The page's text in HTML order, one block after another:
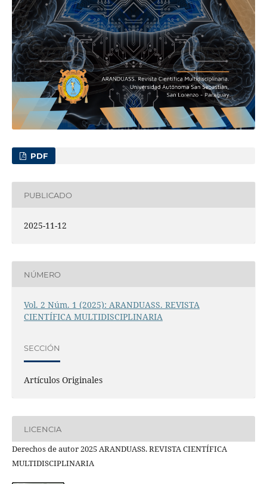
PDF
PUBLICADO
2025-11-12
NÚMERO
Vol. 2 Núm. 1 (2025): ARANDUASS. REVISTA
CIENTÍFICA MULTIDISCIPLINARIA
SECCIÓN
Artículos Originales
LICENCIA
Derechos de autor 2025 ARANDUASS. REVISTA CIENTÍFICA
MULTIDISCIPLINARIA